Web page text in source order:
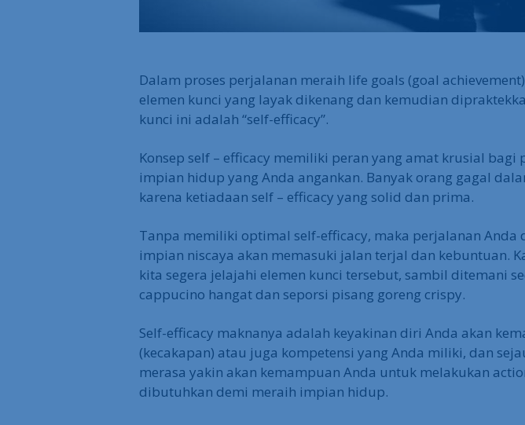
Dalam proses perjalanan meraih life goals (goal
elemen kunci yang layak dikenang dan kemudian
kunci ini adalah “self-efficacy”.
Konsep self – efficacy memiliki peran yang amat krusial bagi
impian hidup yang Anda angankan. Banyak orang gagal
karena ketiadaan self – efficacy yang solid dan prima.
Tanpa memiliki optimal self-efficacy, maka perjalanan Anda
impian niscaya akan memasuki jalan terjal dan kebuntuan.
kita segera jelajahi elemen kunci tersebut, sambil ditemani
cappucino hangat dan seporsi pisang goreng crispy.
Self-efficacy maknanya adalah keyakinan diri Anda akan
(kecakapan) atau juga kompetensi yang Anda miliki, dan
merasa yakin akan kemampuan Anda untuk melakukan
dibutuhkan demi meraih impian hidup.